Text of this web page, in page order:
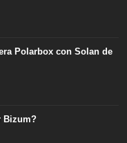
Polarbox con Solan de
Bizum?